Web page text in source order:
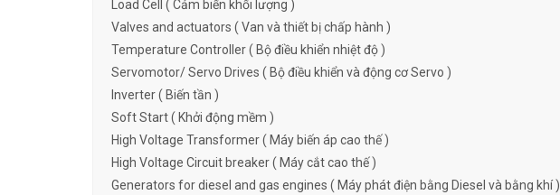
Load Cell ( Cảm biến khối lượng )
Valves and actuators ( Van và thiết bị chấp hành )
Temperature Controller ( Bộ điều khiển nhiệt độ )
Servomotor/ Servo Drives ( Bộ điều khiển và động cơ Servo )
Inverter ( Biến tần )
Soft Start ( Khởi động mềm )
High Voltage Transformer ( Máy biến áp cao thế )
High Voltage Circuit breaker ( Máy cắt cao thế )
Generators for diesel and gas engines ( Máy phát điện bằng Diesel và bằng khí )